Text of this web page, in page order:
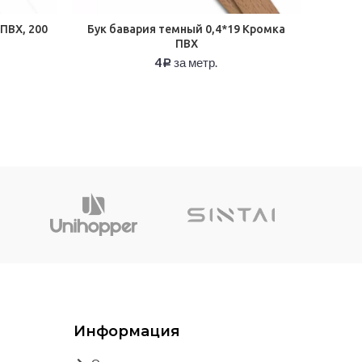
200
Бук бавария темный 0,4*19 Кромка
ПВХ
4 Р за метр.
Информация